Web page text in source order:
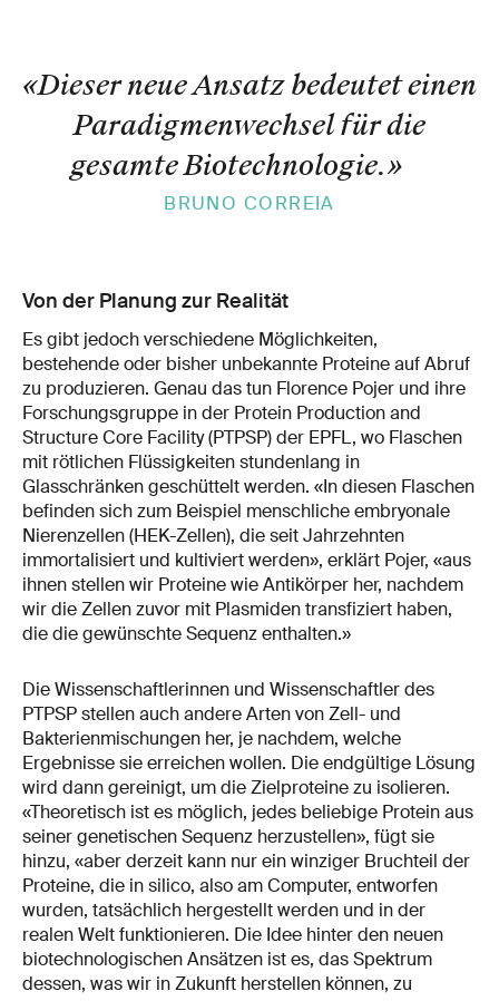
«Dieser neue Ansatz bedeutet einen
Paradigmenwechsel für die
gesamte Biotechnologie.»
BRUNO CORREIA
Von der Planung zur Realität
Es gibt jedoch verschiedene Möglichkeiten,
bestehende oder bisher unbekannte Proteine auf Abruf
zu produzieren. Genau das tun Florence Pojer und ihre
Forschungsgruppe in der Protein Production and
Structure Core Facility (PTPSP) der EPFL, wo Flaschen
mit rötlichen Flüssigkeiten stundenlang in
Glasschränken geschüttelt werden. «In diesen Flaschen
befinden sich zum Beispiel menschliche embryonale
Nierenzellen (HEK-Zellen), die seit Jahrzehnten
immortalisiert und kultiviert werden», erklärt Pojer, «aus
ihnen stellen wir Proteine wie Antikörper her, nachdem
wir die Zellen zuvor mit Plasmiden transfiziert haben,
die die gewünschte Sequenz enthalten.»
Die Wissenschaftlerinnen und Wissenschaftler des
PTPSP stellen auch andere Arten von Zell- und
Bakterienmischungen her, je nachdem, welche
Ergebnisse sie erreichen wollen. Die endgültige Lösung
wird dann gereinigt, um die Zielproteine zu isolieren.
«Theoretisch ist es möglich, jedes beliebige Protein aus
seiner genetischen Sequenz herzustellen», fügt sie
hinzu, «aber derzeit kann nur ein winziger Bruchteil der
Proteine, die in silico, also am Computer, entworfen
wurden, tatsächlich hergestellt werden und in der
realen Welt funktionieren. Die Idee hinter den neuen
biotechnologischen Ansätzen ist es, das Spektrum
dessen, was wir in Zukunft herstellen können, zu